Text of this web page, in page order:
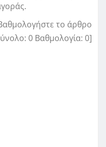
το άρθρο
0 Βαθμολογία: 0]